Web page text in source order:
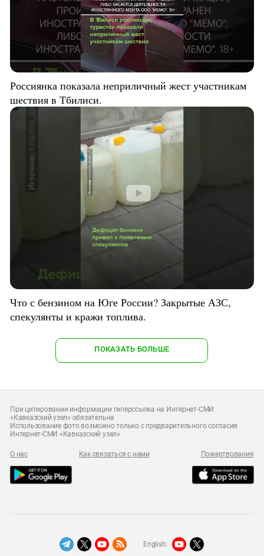
Россиянка показала неприличный жест участникам
шествия в Тбилиси.
Что с бензином на Юге России? Закрытые АЗС,
спекулянты и кражи топлива.
ПОКАЗАТЬ БОЛЬШЕ
При цитировании информации гиперссылка на Интернет-СМИ
«Кавказский узел» обязательна
Использование фото возможно только с предварительного согласия
Интернет-СМИ «Кавказский узел»
О нас Как связаться с нами Пожертвования
English: